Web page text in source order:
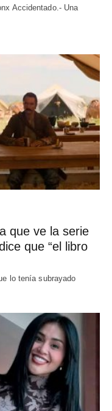
Accidentado.- Una
que ve la serie
que “el libro
lo tenía subrayado